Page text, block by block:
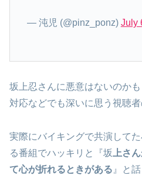
— 沌児 (@pinz_ponz) July
坂上忍さんに悪意はないのか
対応などでも深いに思う視聴者
実際にバイキングで共演して
る番組でハッキリと『坂
上さ
て心が折れるときがある 』と